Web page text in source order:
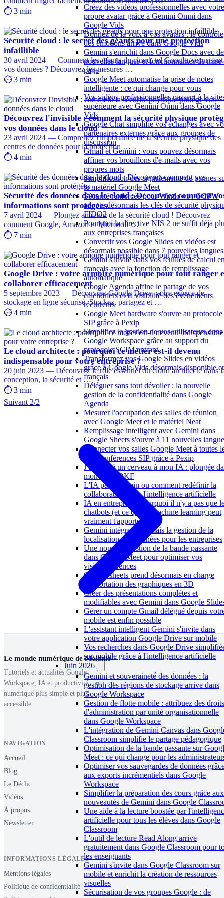
Créez des vidéos professionnelles avec votre
propre avatar grâce à Gemini Omni dans
Google Vids
Donnez de la voix à vos avatars : le contrôle
des émotions arrive dans Google Vids
Gemini s'enrichit dans Google Docs avec de
nouvelles langues et fonctionnalités de mise
page
Google Meet automatise la prise de notes
intelligente : ce qui change pour vous
Vos vidéos professionnelles passent à la
supérieure avec Gemini Omni dans Google
Vids
Google Chat simplifie vos échanges avec
partenaires externes grâce aux groupes de
discussion
Gmail et Gemini : vous pouvez désormais
affiner vos brouillons d'e-mails avec vos
propres mots
Simplification des signalements de pannes
le matériel Google Meet
Sécurité renforcée pour Windows : GCPW
adopte désormais les clés de sécurité
FIDO2
Pourquoi la directive NIS 2 ne suffit déjà
aux entreprises françaises
Convertir vos Google Slides en vidéos est
désormais possible dans 7 nouvelles langues
Gemini s'invite dans vos feuilles de calcul
français avec la fonction de remplissage
automatique
Google Agenda affine le partage de vos
calendriers et la visibilité des événements
récurrents
Google Meet hardware s'ouvre au protocole
SIP grâce à Pexip
Simplifiez la gestion de vos utilisateurs dans
Google Workspace grâce au support du
protocole SCIM entrant
Transformez vos Google Slides en vidéos
grâce à Google Vids désormais disponible
français
Déléguer sans tout dévoiler : la nouvelle
gestion de la confidentialité dans Google
Agenda
Mesurer l'occupation des salles de réunion
avec Google Meet et le matériel Neat
Remplissage intelligent avec Gemini dans
Google Sheets s'ouvre à 11 nouvelles
Connecter vos salles Google Meet à toutes
visioconférences SIP grâce à Pexip
J'ai donné un cerveau à mon IA : plongée
mon brain OKF
L'IA par l'humain ou comment redéfinir la
collaboration avec l'intelligence artificielle
IA en entreprise : pourquoi il n'y a pas que
chatbots (et ce que le machine learning peut
vraiment t'apporter)
Gemini intègre désormais la gestion de la
localisation des données pour les entreprises
Une nouvelle gestion de la bande passante
dans Google Meet pour optimiser vos
visioconférences
Google sheets prend désormais en charge
l'importation des graphiques en 3D
Créer des présentations complètes et
modifiables avec Gemini dans Google
Gérer un compte Gmail délégué depuis
mobile est enfin possible
L'assistant intelligent Gemini s'invite dans
votre application Google Drive sur mobile
Vos recherches dans Google Drive
sur mobile grâce à l'intelligence artificielle
Juin 2026
Gemini et souveraineté des données : la
gestion des régions de stockage arrive dans
Google Workspace
Gestion de flotte mobile : attribuez des droits
d'administration par unité organisationnelle
dans Google Workspace
L'intégration de Gemini Canvas dans
Classroom simplifie le partage pédagogique
Optimisation de la bande passante sur
Meet : ce qui change pour les
Optimiser vos sauvegardes de données
aux exports incrémentiels dans Google
Workspace
Simplifier la préparation des cours grâce aux
nouveautés de Gemini dans Google
Une aide à la lecture boostée par
artificielle pour tous les élèves dans Google
Classroom
L'outil de lecture Read Along arrive
gratuitement dans Google Classroom pour
les enseignants
Gemini s'invite dans Google Classroom sur
mobile et enrichit la création de ressources
visuelles
Sécurisation de vos groupes Google : de
⏱️ 3 min
Sécurité cloud : le secret des géants pour une protection
infaillible
30 avril 2024 — Comment les géants du cloud, tel Google, sécurisent
vos données ? Découvrez les mesures …
⏱️ 3 min
Découvrez l'invisible : comment la sécurité physique
vos données dans le cloud
23 avril 2024 — Comprenez l'importance de la sécurité physique des
centres de données pour la protection …
⏱️ 4 min
Sécurité des données dans le cloud : Découvrez comment
informations sont protégées
7 avril 2024 — Plongez au cœur de la sécurité cloud ! Découvrez
comment Google, Amazon et Microsoft …
⏱️ 7 min
Google Drive : votre armoire numérique pour tout ranger
collaborer efficacement
5 septembre 2023 — Découvrez Google Drive, votre espace de
stockage en ligne sécurisé. Stockez, partagez et …
⏱️ 4 min
Le cloud architecte : pourquoi ce métier est-il devenu
indispensable pour votre entreprise ?
20 juin 2023 — Découvrez le rôle essentiel du cloud architecte dans
conception, la sécurité et …
⏱️ 3 min
Suivant 2/2
Le monde numérique de Mélanie
Tutoriels et actualités Google
Workspace, IA et productivité, pour un
numérique plus simple et plus
accessible.
NAVIGATION
Accueil
Blog
Le Déclic
Vidéos
À propos
Newsletter
INFORMATIONS LÉGALES
Mentions légales
Politique de confidentialité